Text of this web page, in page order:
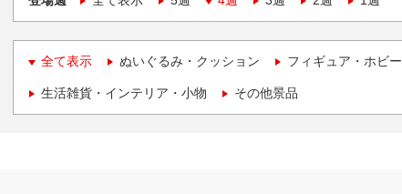
全て表示 ぬいぐるみ・クッション フィギュア・ホビー
生活雑貨・インテリア・小物 その他景品